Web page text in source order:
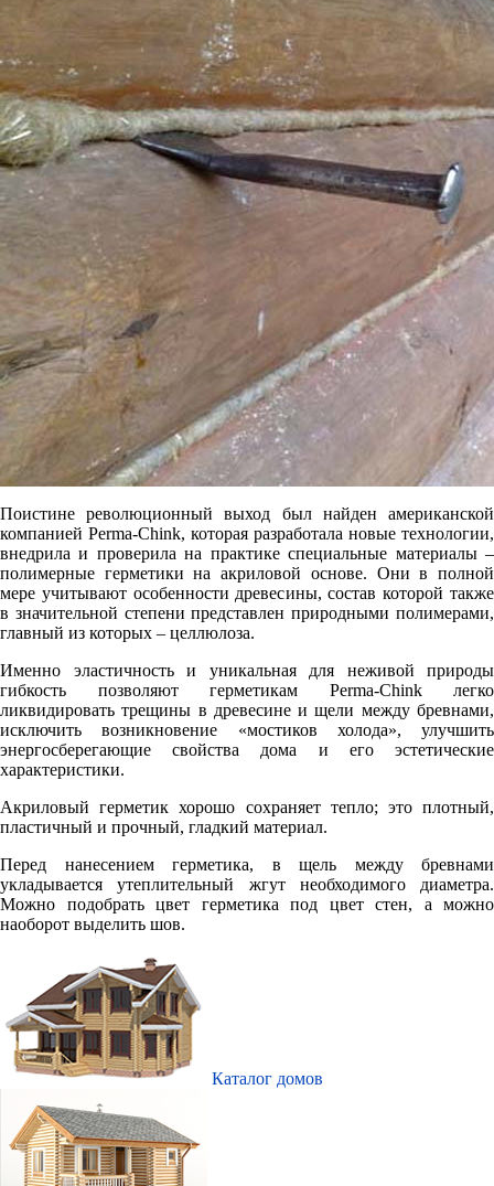
Поистине революционный выход был найден американской
компанией Perma-Chink, которая разработала новые технологии,
внедрила и проверила на практике специальные материалы –
полимерные герметики на акриловой основе. Они в полной
мере учитывают особенности древесины, состав которой также
в значительной степени представлен природными полимерами,
главный из которых – целлюлоза.
Именно эластичность и уникальная для неживой природы
гибкость позволяют герметикам Perma-Chink легко
ликвидировать трещины в древесине и щели между бревнами,
исключить возникновение «мостиков холода», улучшить
энергосберегающие свойства дома и его эстетические
характеристики.
Акриловый герметик хорошо сохраняет тепло; это плотный,
пластичный и прочный, гладкий материал.
Перед нанесением герметика, в щель между бревнами
укладывается утеплительный жгут необходимого диаметра.
Можно подобрать цвет герметика под цвет стен, а можно
наоборот выделить шов.
Каталог домов